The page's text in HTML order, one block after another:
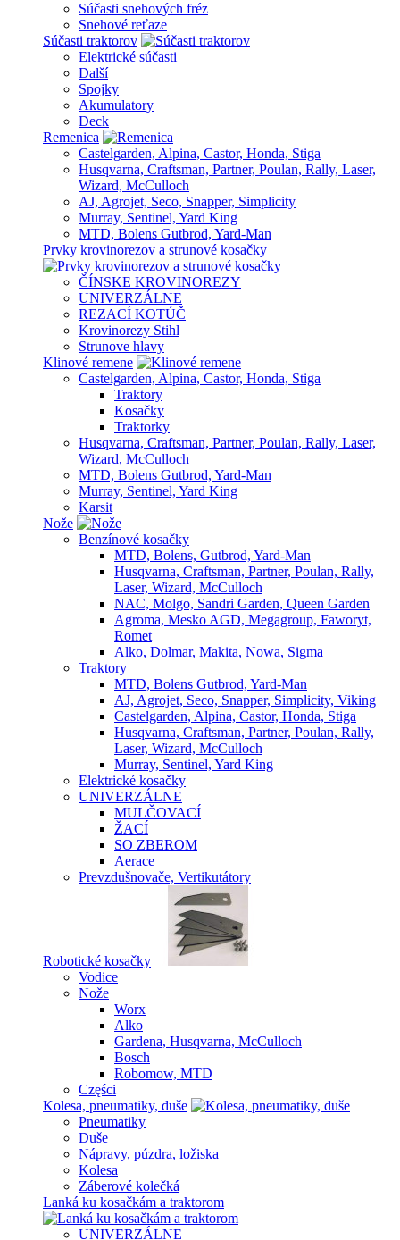
Súčasti snehových fréz
Snehové reťaze
Súčasti traktorov
Elektrické súčasti
Další
Spojky
Akumulatory
Deck
Remenica
Castelgarden, Alpina, Castor, Honda, Stiga
Husqvarna, Craftsman, Partner, Poulan, Rally, Laser,
Wizard, McCulloch
AJ, Agrojet, Seco, Snapper, Simplicity
Murray, Sentinel, Yard King
MTD, Bolens Gutbrod, Yard-Man
Prvky krovinorezov a strunové kosačky
ČÍNSKE KROVINOREZY
UNIVERZÁLNE
REZACÍ KOTÚČ
Krovinorezy Stihl
Strunove hlavy
Klinové remene
Castelgarden, Alpina, Castor, Honda, Stiga
Traktory
Kosačky
Traktorky
Husqvarna, Craftsman, Partner, Poulan, Rally, Laser,
Wizard, McCulloch
MTD, Bolens Gutbrod, Yard-Man
Murray, Sentinel, Yard King
Karsit
Nože
Benzínové kosačky
MTD, Bolens, Gutbrod, Yard-Man
Husqvarna, Craftsman, Partner, Poulan, Rally,
Laser, Wizard, McCulloch
NAC, Molgo, Sandri Garden, Queen Garden
Agroma, Mesko AGD, Megagroup, Faworyt,
Romet
Alko, Dolmar, Makita, Nowa, Sigma
Traktory
MTD, Bolens Gutbrod, Yard-Man
AJ, Agrojet, Seco, Snapper, Simplicity, Viking
Castelgarden, Alpina, Castor, Honda, Stiga
Husqvarna, Craftsman, Partner, Poulan, Rally,
Laser, Wizard, McCulloch
Murray, Sentinel, Yard King
Elektrické kosačky
UNIVERZÁLNE
MULČOVACÍ
ŽACÍ
SO ZBEROM
Aerace
Prevzdušnovače, Vertikutátory
Robotické kosačky
Vodice
Nože
Worx
Alko
Gardena, Husqvarna, McCulloch
Bosch
Robomow, MTD
Części
Kolesa, pneumatiky, duše
Pneumatiky
Duše
Nápravy, púzdra, ložiska
Kolesa
Záberové kolečká
Lanká ku kosačkám a traktorom
UNIVERZÁLNE